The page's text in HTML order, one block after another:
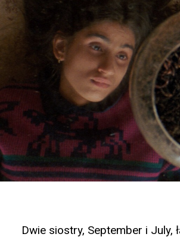
Dwie siostry, September i July,